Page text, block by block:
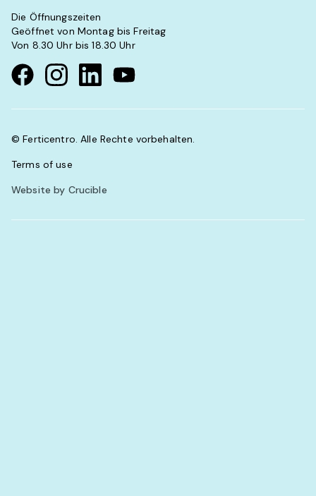
Die Öffnungszeiten
Geöffnet von Montag bis Freitag
Von 8.30 Uhr bis 18.30 Uhr
Visit our Facebook page
Visit our instagram page
Visit our linkedin page
Visit our youtube page
© Ferticentro. Alle Rechte vorbehalten.
Terms of use
Website by Crucible